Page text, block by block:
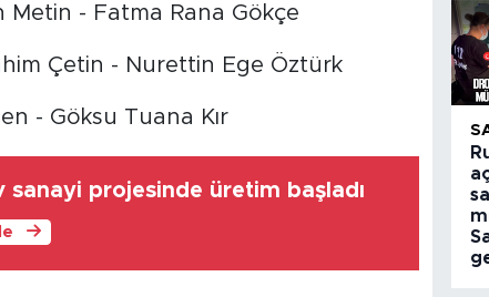
Metin - Fatma Rana Gökçe
Çetin - Nurettin Ege Öztürk
- Göksu Tuana Kır
sanayi projesinde üretim başladı